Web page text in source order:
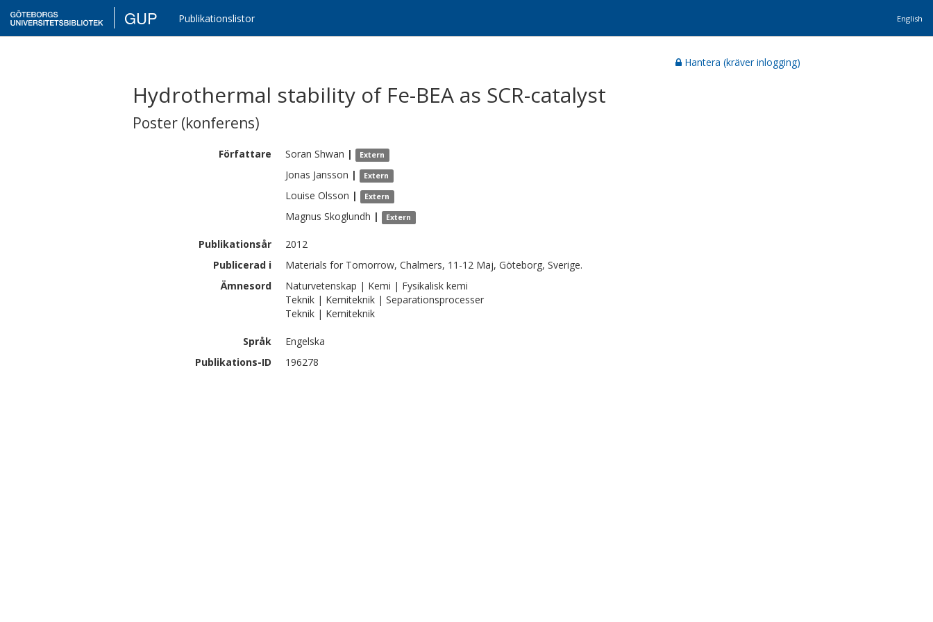
GUP Publikationslistor English
Hantera (kräver inlogging)
Hydrothermal stability of Fe-BEA as SCR-catalyst
Poster (konferens)
Författare Soran Shwan | Extern
Jonas Jansson | Extern
Louise Olsson | Extern
Magnus Skoglundh | Extern
Publikationsår
2012
Publicerad i
Materials for Tomorrow, Chalmers, 11-12 Maj, Göteborg, Sverige.
Ämnesord
Naturvetenskap | Kemi | Fysikalisk kemi
Teknik | Kemiteknik | Separationsprocesser
Teknik | Kemiteknik
Språk
Engelska
Publikations-ID
196278